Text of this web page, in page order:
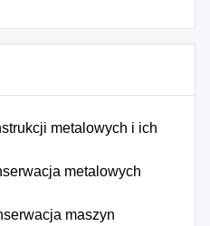
metalowych i ich
metalowych
maszyn